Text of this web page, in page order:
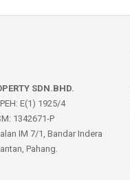
SDN.BHD.
E(1) 1925/4
1342671-P
IM 7/1, Bandar Indera
Pahang.